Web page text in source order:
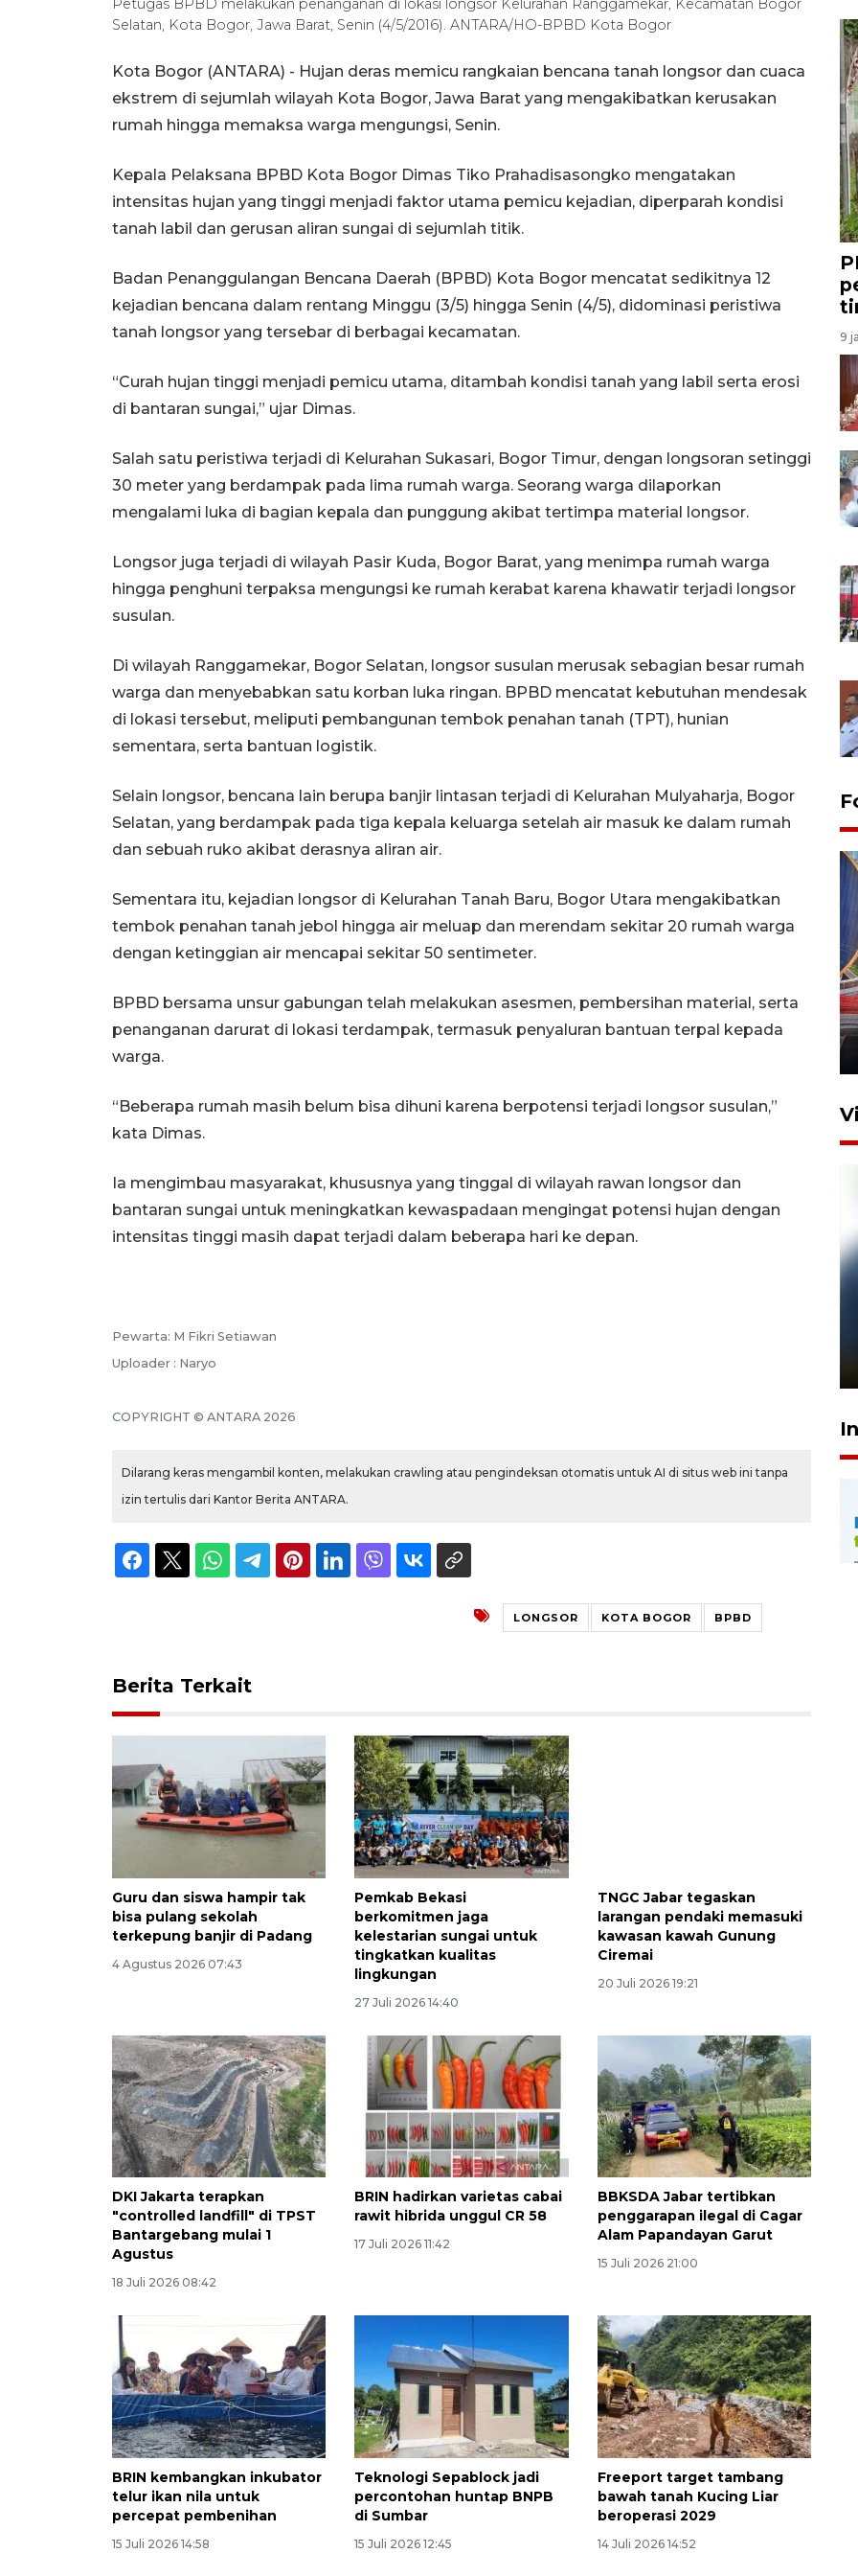
Petugas BPBD melakukan penanganan di lokasi longsor Kelurahan Ranggamekar, Kecamatan Bogor
Selatan, Kota Bogor, Jawa Barat, Senin (4/5/2016). ANTARA/HO-BPBD Kota Bogor
Kota Bogor (ANTARA) - Hujan deras memicu rangkaian bencana tanah longsor dan cuaca
ekstrem di sejumlah wilayah Kota Bogor, Jawa Barat yang mengakibatkan kerusakan
rumah hingga memaksa warga mengungsi, Senin.
Kepala Pelaksana BPBD Kota Bogor Dimas Tiko Prahadisasongko mengatakan
intensitas hujan yang tinggi menjadi faktor utama pemicu kejadian, diperparah kondisi
tanah labil dan gerusan aliran sungai di sejumlah titik.
Badan Penanggulangan Bencana Daerah (BPBD) Kota Bogor mencatat sedikitnya 12
kejadian bencana dalam rentang Minggu (3/5) hingga Senin (4/5), didominasi peristiwa
tanah longsor yang tersebar di berbagai kecamatan.
“Curah hujan tinggi menjadi pemicu utama, ditambah kondisi tanah yang labil serta erosi
di bantaran sungai,” ujar Dimas.
Salah satu peristiwa terjadi di Kelurahan Sukasari, Bogor Timur, dengan longsoran setinggi
30 meter yang berdampak pada lima rumah warga. Seorang warga dilaporkan
mengalami luka di bagian kepala dan punggung akibat tertimpa material longsor.
Longsor juga terjadi di wilayah Pasir Kuda, Bogor Barat, yang menimpa rumah warga
hingga penghuni terpaksa mengungsi ke rumah kerabat karena khawatir terjadi longsor
susulan.
Di wilayah Ranggamekar, Bogor Selatan, longsor susulan merusak sebagian besar rumah
warga dan menyebabkan satu korban luka ringan. BPBD mencatat kebutuhan mendesak
di lokasi tersebut, meliputi pembangunan tembok penahan tanah (TPT), hunian
sementara, serta bantuan logistik.
Selain longsor, bencana lain berupa banjir lintasan terjadi di Kelurahan Mulyaharja, Bogor
Selatan, yang berdampak pada tiga kepala keluarga setelah air masuk ke dalam rumah
dan sebuah ruko akibat derasnya aliran air.
Sementara itu, kejadian longsor di Kelurahan Tanah Baru, Bogor Utara mengakibatkan
tembok penahan tanah jebol hingga air meluap dan merendam sekitar 20 rumah warga
dengan ketinggian air mencapai sekitar 50 sentimeter.
BPBD bersama unsur gabungan telah melakukan asesmen, pembersihan material, serta
penanganan darurat di lokasi terdampak, termasuk penyaluran bantuan terpal kepada
warga.
“Beberapa rumah masih belum bisa dihuni karena berpotensi terjadi longsor susulan,”
kata Dimas.
Ia mengimbau masyarakat, khususnya yang tinggal di wilayah rawan longsor dan
bantaran sungai untuk meningkatkan kewaspadaan mengingat potensi hujan dengan
intensitas tinggi masih dapat terjadi dalam beberapa hari ke depan.
Pewarta: M Fikri Setiawan
Uploader : Naryo
COPYRIGHT © ANTARA 2026
Dilarang keras mengambil konten, melakukan crawling atau pengindeksan otomatis untuk AI di situs web ini tanpa
izin tertulis dari Kantor Berita ANTARA.
LONGSOR KOTA BOGOR BPBD
Berita Terkait
Guru dan siswa hampir tak
bisa pulang sekolah
terkepung banjir di Padang
4 Agustus 2026 07:43
Pemkab Bekasi
berkomitmen jaga
kelestarian sungai untuk
tingkatkan kualitas
lingkungan
27 Juli 2026 14:40
TNGC Jabar tegaskan
larangan pendaki memasuki
kawasan kawah Gunung
Ciremai
20 Juli 2026 19:21
DKI Jakarta terapkan
"controlled landfill" di TPST
Bantargebang mulai 1
Agustus
18 Juli 2026 08:42
BRIN hadirkan varietas cabai
rawit hibrida unggul CR 58
17 Juli 2026 11:42
BBKSDA Jabar tertibkan
penggarapan ilegal di Cagar
Alam Papandayan Garut
15 Juli 2026 21:00
BRIN kembangkan inkubator
telur ikan nila untuk
percepat pembenihan
15 Juli 2026 14:58
Teknologi Sepablock jadi
percontohan huntap BNPB
di Sumbar
15 Juli 2026 12:45
Freeport target tambang
bawah tanah Kucing Liar
beroperasi 2029
14 Juli 2026 14:52
9
perlintasan sebidang di
Stasiun Bogor
jalanan Jakarta
2026-08-05 18:00:00